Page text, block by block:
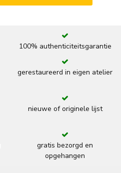
100% authenticiteitsgarantie
gerestaureerd in eigen atelier
nieuwe of originele lijst
gratis bezorgd en
opgehangen